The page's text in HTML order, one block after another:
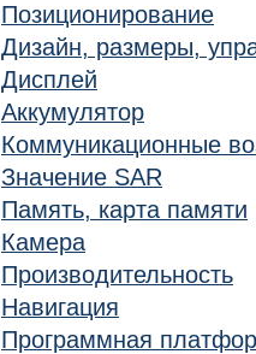
Позиционирование
Дизайн, размеры,
Дисплей
Аккумулятор
Коммуникационные
Значение SAR
Память, карта памяти
Камера
Производительность
Навигация
Программная